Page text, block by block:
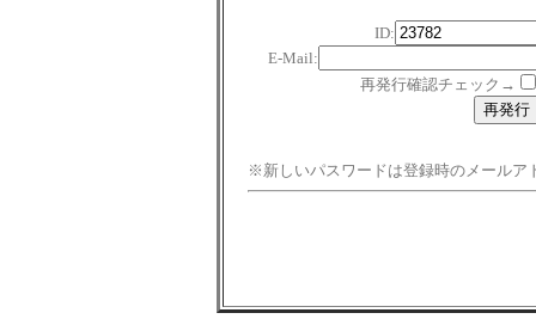
ID:
E-Mail:
再発行確認チェック→
※新しいパスワードは登録時のメールア